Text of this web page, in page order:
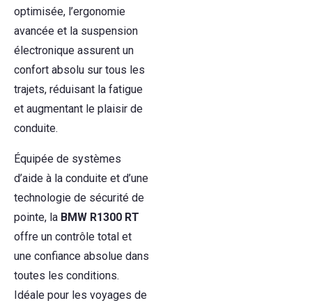
optimisée, l’ergonomie
avancée et la suspension
électronique assurent un
confort absolu sur tous les
trajets, réduisant la fatigue
et augmentant le plaisir de
conduite.
Équipée de systèmes
d’aide à la conduite et d’une
technologie de sécurité de
pointe, la BMW R1300 RT
offre un contrôle total et
une confiance absolue dans
toutes les conditions.
Idéale pour les voyages de